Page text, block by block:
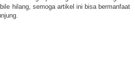
hilang, semoga artikel ini bisa bermanfaat